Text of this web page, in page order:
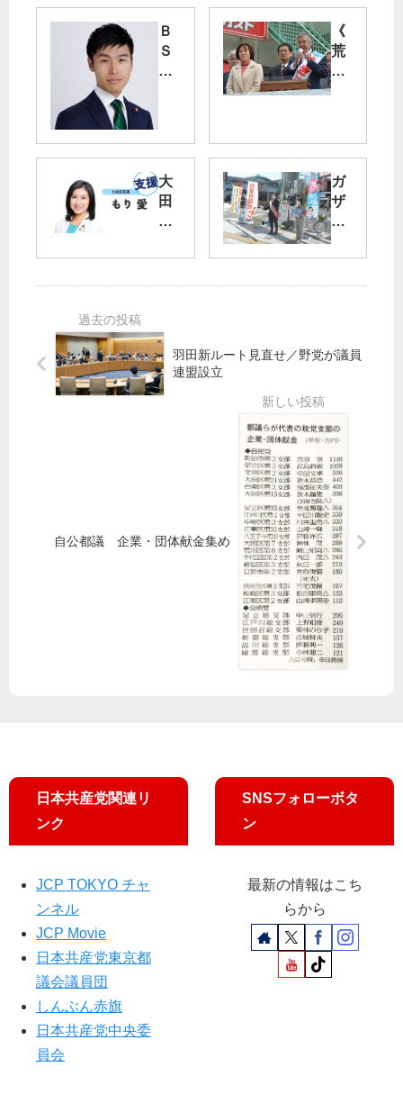
Ｂ
Ｓ
番
員
語
る
型
ナ
対
応
必
《
荒
川
区
憲
法
生
か
し
区
も
第
一
声
大
田
区
選
り
氏
を
支
ガ
ザ
攻
撃
や
グ
伝
西
東
京
市
羽田新ルート見直せ／野党が議員
連盟設立
自公都議 企業・団体献金集め
日本共産党関連リ
ンク
JCP TOKYO チャ
ンネル
JCP Movie
日本共産党東京都
議会議員団
しんぶん赤旗
日本共産党中央委
員会
SNSフォローボタ
ン
最新の情報はこち
らから